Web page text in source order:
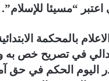
اعتبر “مسيئا للإسلام”.
بالمحكمة
في تصريح خص به
الحكم في حق